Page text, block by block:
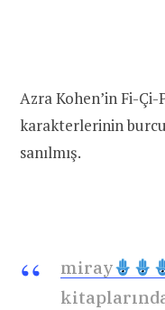
Azra Kohen’in Fi-Çi-
karakterlerinin
sanılmış.
miray